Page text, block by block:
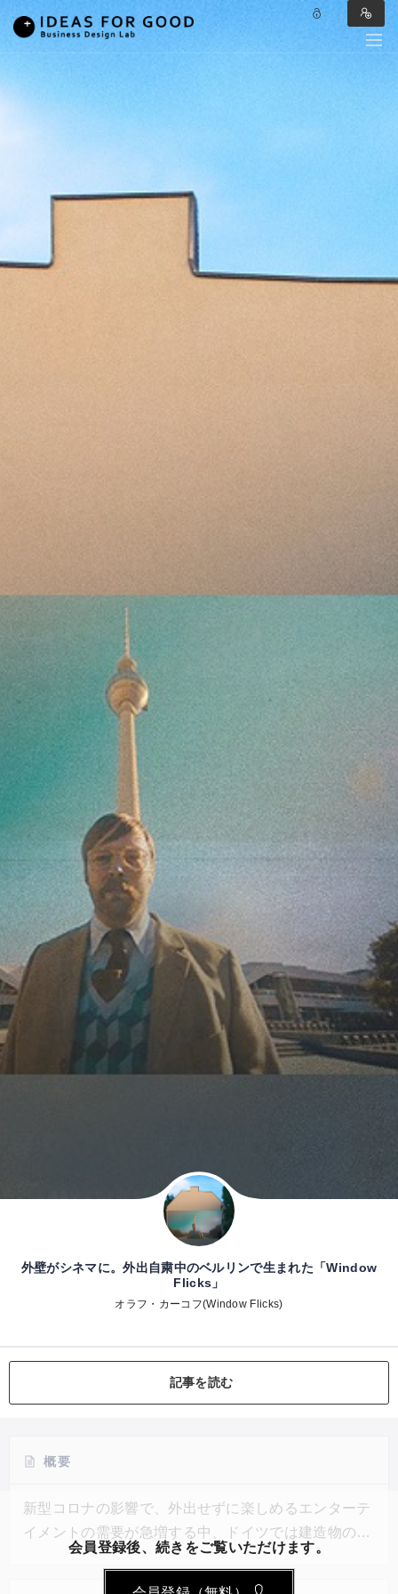
外壁がシネマに。外出自粛中のベルリンで生まれた「Window
Flicks」
オラフ・カーコフ(Window Flicks)
記事を読む
概要
新型コロナの影響で、外出せずに楽しめるエンターテ
イメントの需要が急増する中、ドイツでは建造物の壁
面をスクリーンに見立てて映画を上映する「Window
会員登録後、続きをご覧いただけます。